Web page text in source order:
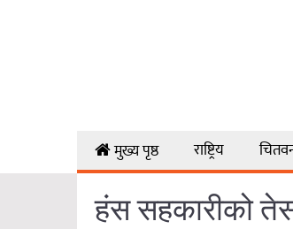
मुख्य पृष्ठ राष्ट्रिय
हंस सहकारीको